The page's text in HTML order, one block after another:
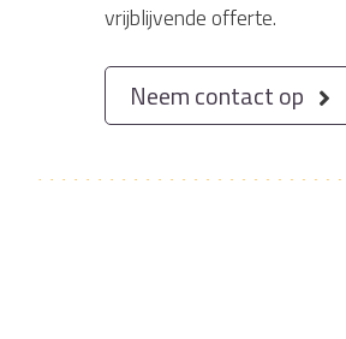
vrijblijvende offerte.
Neem contact op